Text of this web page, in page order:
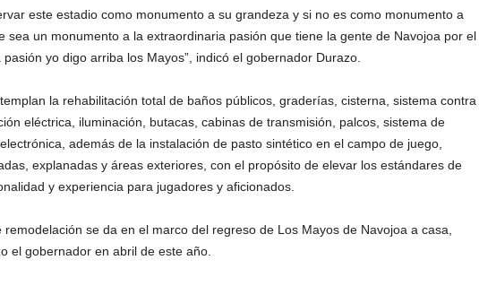
este estadio como monumento a su grandeza y si no es como monumento a
sea un monumento a la extraordinaria pasión que tiene la gente de Navojoa por el
pasión yo digo arriba los Mayos”, indicó el gobernador Durazo.
la rehabilitación total de baños públicos, graderías, cisterna, sistema contra
eléctrica, iluminación, butacas, cabinas de transmisión, palcos, sistema de
además de la instalación de pasto sintético en el campo de juego,
explanadas y áreas exteriores, con el propósito de elevar los estándares de
y experiencia para jugadores y aficionados.
remodelación se da en el marco del regreso de Los Mayos de Navojoa a casa,
el gobernador en abril de este año.